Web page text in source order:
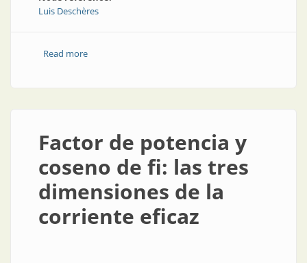
Luis Deschères
Read moreabout Impacto de la iluminación led en la calidad de la
Factor de potencia y
coseno de fi: las tres
dimensiones de la
corriente eficaz